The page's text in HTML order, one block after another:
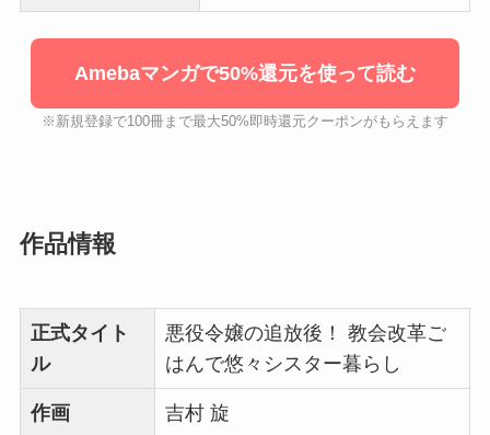
Amebaマンガで50%還元を使って読む
※新規登録で100冊まで最大50%即時還元クーポンがもらえます
作品情報
正式タイト
ル
悪役令嬢の追放後！ 教会改革ご
はんで悠々シスター暮らし
作画 吉村 旋